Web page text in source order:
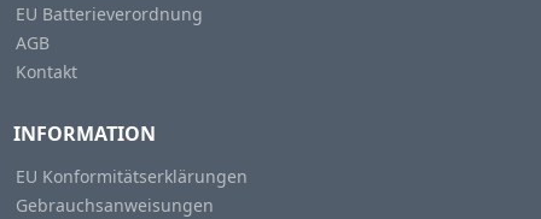
EU Batterieverordnung
AGB
Kontakt
INFORMATION
EU Konformitätserklärungen
Gebrauchsanweisungen